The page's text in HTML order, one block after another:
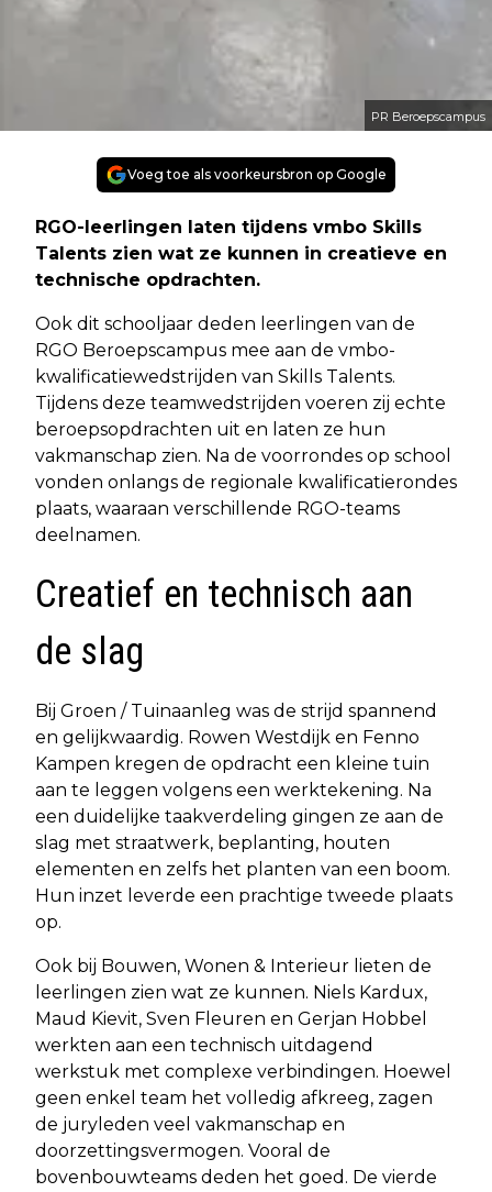
PR Beroepscampus
Voeg toe als voorkeursbron op Google
RGO-leerlingen laten tijdens vmbo Skills
Talents zien wat ze kunnen in creatieve en
technische opdrachten.
Ook dit schooljaar deden leerlingen van de
RGO Beroepscampus mee aan de vmbo-
kwalificatiewedstrijden van Skills Talents.
Tijdens deze teamwedstrijden voeren zij echte
beroepsopdrachten uit en laten ze hun
vakmanschap zien. Na de voorrondes op school
vonden onlangs de regionale kwalificatierondes
plaats, waaraan verschillende RGO-teams
deelnamen.
Creatief en technisch aan
de slag
Bij Groen / Tuinaanleg was de strijd spannend
en gelijkwaardig. Rowen Westdijk en Fenno
Kampen kregen de opdracht een kleine tuin
aan te leggen volgens een werktekening. Na
een duidelijke taakverdeling gingen ze aan de
slag met straatwerk, beplanting, houten
elementen en zelfs het planten van een boom.
Hun inzet leverde een prachtige tweede plaats
op.
Ook bij Bouwen, Wonen & Interieur lieten de
leerlingen zien wat ze kunnen. Niels Kardux,
Maud Kievit, Sven Fleuren en Gerjan Hobbel
werkten aan een technisch uitdagend
werkstuk met complexe verbindingen. Hoewel
geen enkel team het volledig afkreeg, zagen
de juryleden veel vakmanschap en
doorzettingsvermogen. Vooral de
bovenbouwteams deden het goed. De vierde